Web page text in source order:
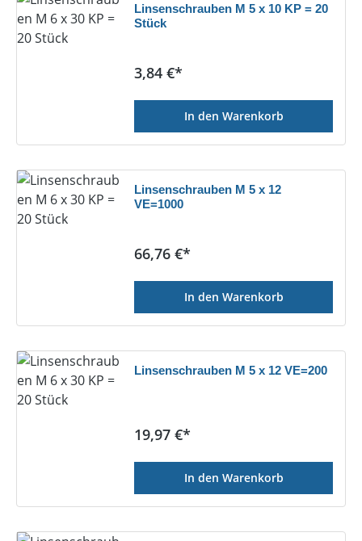
Linsenschrauben M 5 x 10 KP = 20
Stück
Regulärer Preis:
3,84 €*
In den Warenkorb
Linsenschrauben M 5 x 12
VE=1000
Regulärer Preis:
66,76 €*
In den Warenkorb
Linsenschrauben M 5 x 12 VE=200
Regulärer Preis:
19,97 €*
In den Warenkorb